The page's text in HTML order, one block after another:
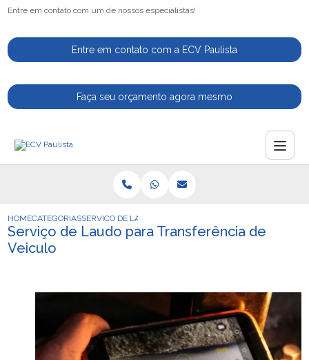
Entre em contato com um de nossos especialistas!
Entre em contato com a ECV Paulista
Faça seu orçamento agora mesmo
HOMECATEGORIASSERVICO DE LAUDO PARA TRANSFERENCIA DE VEICULO
Serviço de Laudo para Transferência de
Veiculo